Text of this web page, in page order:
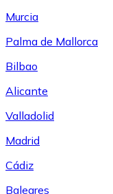
Murcia
Palma de Mallorca
Bilbao
Alicante
Valladolid
Madrid
Cádiz
Baleares